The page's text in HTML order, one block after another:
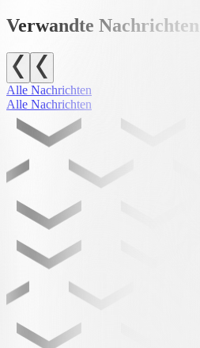
Verwandte Nachrichten
Alle Nachrichten
Alle Nachrichten